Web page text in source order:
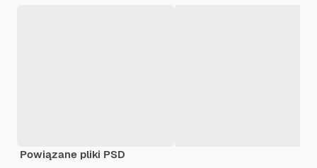
Powiązane pliki PSD